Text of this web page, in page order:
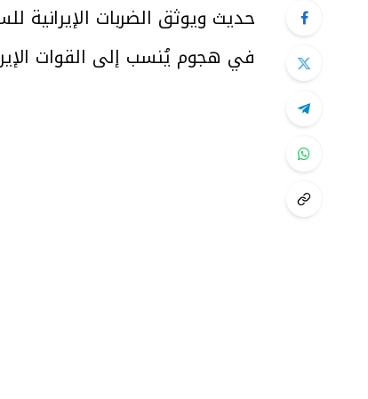
حديث ويوثق الضربات الإيرانية
في هجوم يُنسب إلى القوات